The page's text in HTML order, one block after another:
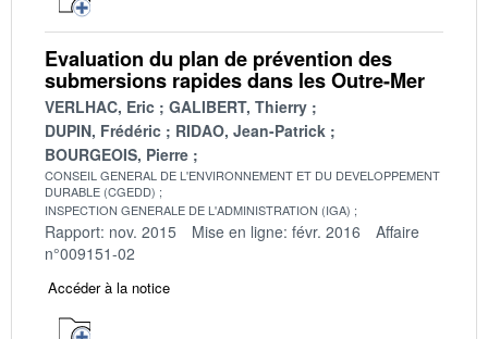
Evaluation du plan de prévention des
submersions rapides dans les Outre-Mer
VERLHAC, Eric
GALIBERT, Thierry
DUPIN, Frédéric
RIDAO, Jean-Patrick
BOURGEOIS, Pierre
CONSEIL GENERAL DE L'ENVIRONNEMENT ET DU DEVELOPPEMENT
DURABLE (CGEDD)
INSPECTION GENERALE DE L'ADMINISTRATION (IGA)
Rapport: nov. 2015 Mise en ligne: févr. 2016
Affaire
n°009151-02
Accéder à la notice